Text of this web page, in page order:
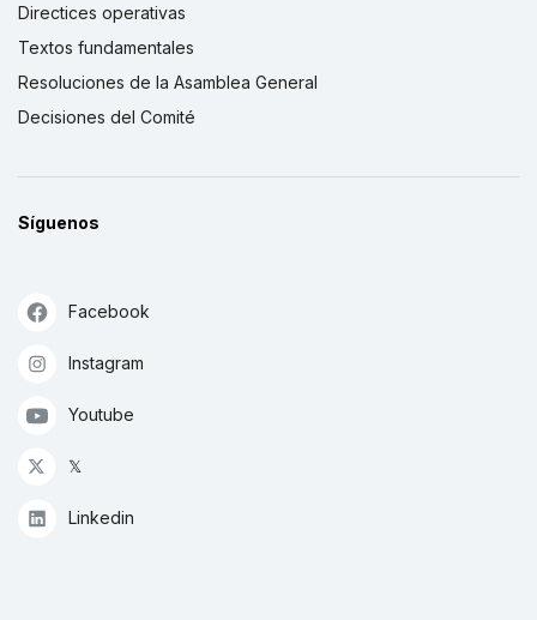
Directices operativas
Textos fundamentales
Resoluciones de la Asamblea General
Decisiones del Comité
Síguenos
Facebook
Instagram
Youtube
𝕏
Linkedin